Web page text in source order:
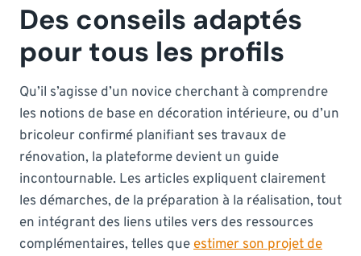
Des conseils adaptés
pour tous les profils
Qu’il s’agisse d’un novice cherchant à comprendre
les notions de base en décoration intérieure, ou d’un
bricoleur confirmé planifiant ses travaux de
rénovation, la plateforme devient un guide
incontournable. Les articles expliquent clairement
les démarches, de la préparation à la réalisation, tout
en intégrant des liens utiles vers des ressources
complémentaires, telles queestimer son projet de